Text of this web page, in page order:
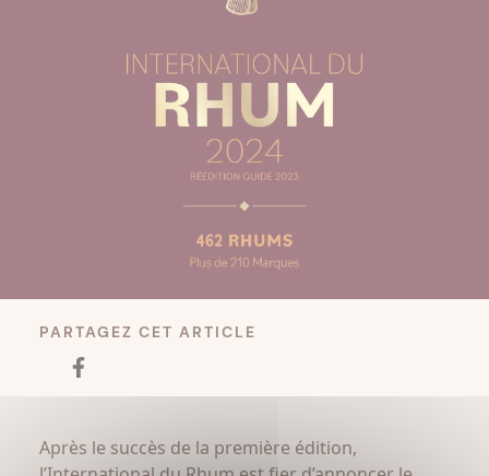
PARTAGEZ CET ARTICLE
Après le succès de la première édition,